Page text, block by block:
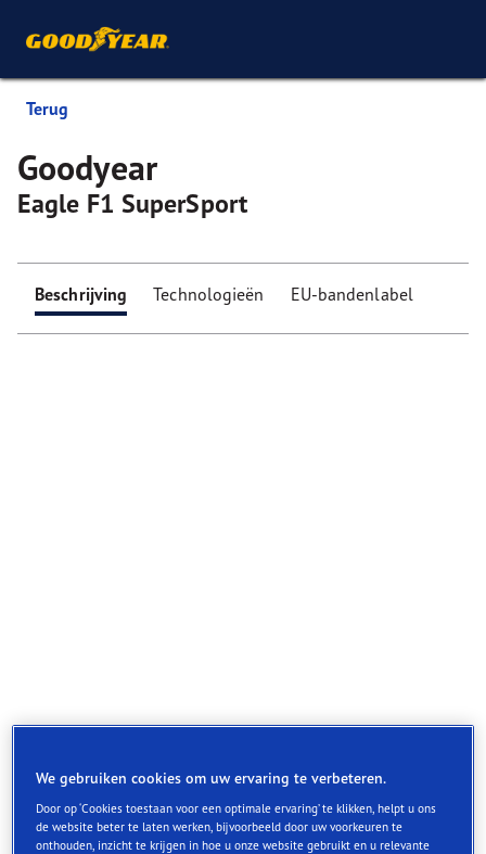
Terug
Goodyear
Eagle F1 SuperSport
Beschrijving Technologieën EU-bandenlabel
We gebruiken cookies om uw ervaring te verbeteren.
Door op ‘Cookies toestaan voor een optimale ervaring’ te klikken, helpt u ons
de website beter te laten werken, bijvoorbeeld door uw voorkeuren te
onthouden, inzicht te krijgen in hoe u onze website gebruikt en u relevante